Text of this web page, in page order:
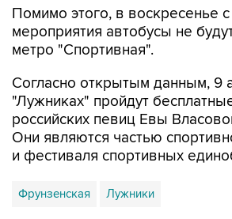
Помимо этого, в воскресенье
мероприятия автобусы не
метро "Спортивная".
Согласно открытым данным, 9
"Лужниках" пройдут
российских певиц Евы
Они являются частью
и фестиваля спортивных
Фрунзенская Лужники